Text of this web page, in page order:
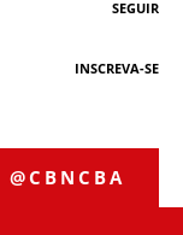
SEGUIR
INSCREVA-SE
@CBNCBA